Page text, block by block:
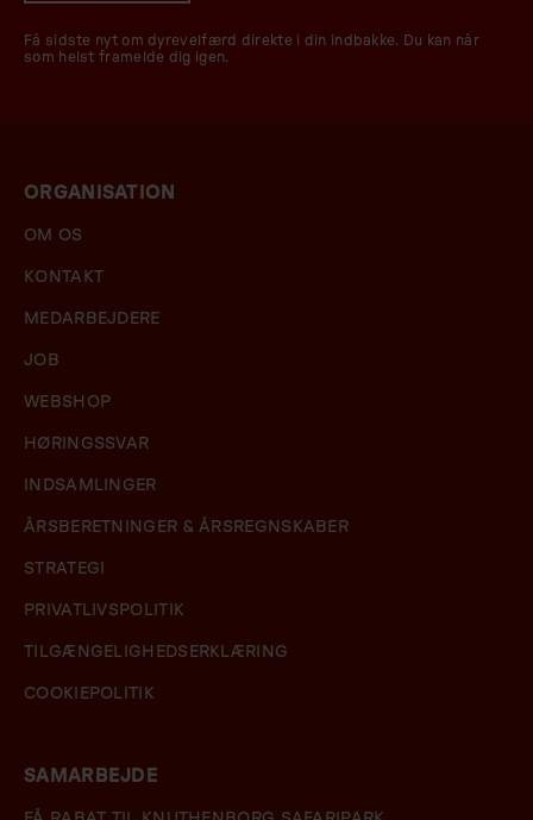
Få sidste nyt om dyrevelfærd direkte i din indbakke. Du kan når
som helst framelde dig igen.
ORGANISATION
OM OS
KONTAKT
MEDARBEJDERE
JOB
WEBSHOP
HØRINGSSVAR
INDSAMLINGER
ÅRSBERETNINGER & ÅRSREGNSKABER
STRATEGI
PRIVATLIVSPOLITIK
TILGÆNGELIGHEDSERKLÆRING
COOKIEPOLITIK
SAMARBEJDE